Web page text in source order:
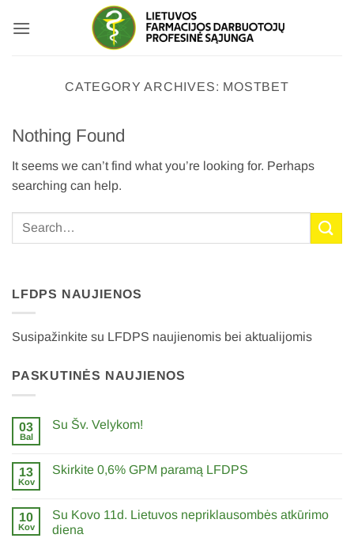
CATEGORY ARCHIVES: MOSTBET
Nothing Found
It seems we can’t find what you’re looking for. Perhaps
searching can help.
LFDPS NAUJIENOS
Susipažinkite su LFDPS naujienomis bei aktualijomis
PASKUTINĖS NAUJIENOS
03
Bal
Su Šv. Velykom!
Su
13
Kov
Skirkite 0,6% GPM paramą LFDPS
Skirkite
0,6%
GPM
10
Kov
Su Kovo 11d. Lietuvos nepriklausombės atkūrimo
diena